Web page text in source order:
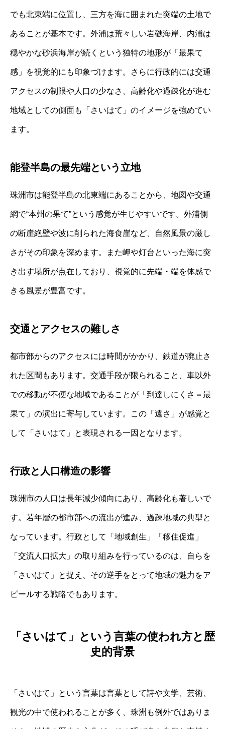
でも北東端に位置し、三方を海に囲まれた突端の土地で
あることが基本です。外浦は荒々しい岩礁海岸、内浦は
穏やかな砂浜海岸が続くという独特の地形が「最果て
感」を視覚的にも印象づけます。さらに行政的には交通
アクセスの制限や人口の少なさ、高齢化や過疎化が進む
地域としての側面も「さいはて」のイメージを強めてい
ます。
能登半島の最先端という立地
珠洲市は能登半島の北東端にあることから、地図や交通
網で“本州の果て”という感覚が生じやすいです。外浦側
の断崖絶壁や波に削られた海食崖など、自然風景の厳し
さがその印象を深めます。また岬や灯台といった海に突
き出す場所が点在しており、視覚的に先端・端を体感で
きる風景が豊富です。
交通とアクセスの難しさ
都市部からのアクセスには時間がかかり、鉄道が廃止さ
れた区間もあります。交通手段が限られること、車以外
での移動が不便な地域であることが「到達しにくさ＝最
果て」の演出に寄与しています。この「遠さ」が感覚と
して「さいはて」と表現される一因となります。
行政と人口構造の影響
珠洲市の人口は長年減少傾向にあり、高齢化も著しいで
す。若年層の都市部への流出が進み、過疎地域の典型と
なっています。行政として「地域創生」「移住促進」
「交流人口拡大」の取り組みを行っているのは、自らを
「さいはて」と捉え、その逆手をとって地域の魅力をア
ピールする戦略でもあります。
「さいはて」という言葉の使われ方と歴
史的背景
「さいはて」という言葉は言葉として詩や文学、芸術、
観光の中で使われることが多く、珠洲も例外ではありま